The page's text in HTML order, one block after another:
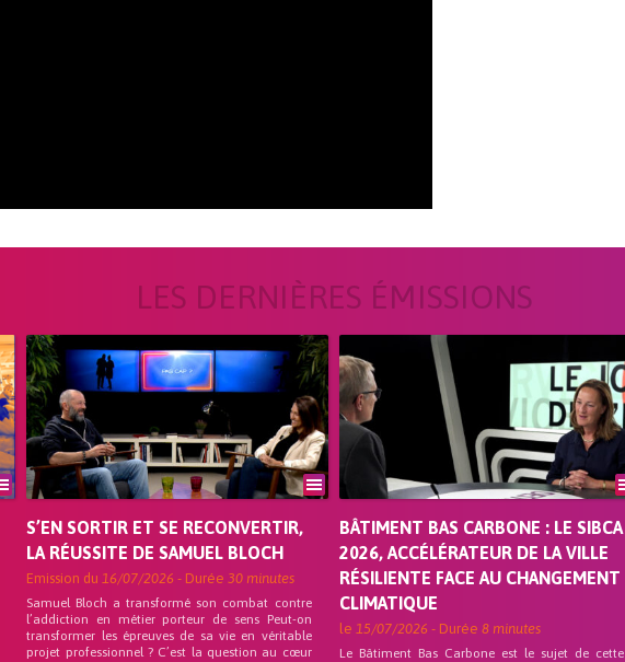
LES DERNIÈRES ÉMISSIONS
S’EN SORTIR ET SE RECONVERTIR,
LA RÉUSSITE DE SAMUEL BLOCH
Emission du16/07/2026 - Durée30 minutes
Samuel Bloch a transformé son combat contre
l’addiction en métier porteur de sens Peut-on
transformer les épreuves de sa vie en véritable
projet professionnel ? C’est la question au cœur
BÂTIMENT BAS CARBONE : LE SIBCA
2026, ACCÉLÉRATEUR DE LA VILLE
RÉSILIENTE FACE AU CHANGEMENT
CLIMATIQUE
le 15/07/2026 - Durée 8 minutes
Le Bâtiment Bas Carbone est le sujet de cette